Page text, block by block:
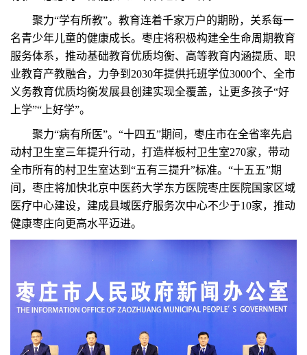
聚力“学有所教”。教育连着千家万户的期盼，关系每一
名青少年儿童的健康成长。枣庄将积极构建全生命周期教育
服务体系，推动基础教育优质均衡、高等教育内涵提质、职
业教育产教融合，力争到2030年提供托班学位3000个、全市
义务教育优质均衡发展县创建实现全覆盖，让更多孩子“好
上学”“上好学”。
聚力“病有所医”。“十四五”期间，枣庄市在全省率先启
动村卫生室三年提升行动，打造样板村卫生室270家，带动
全市所有的村卫生室达到“五有三提升”标准。“十五五”期
间，枣庄将加快北京中医药大学东方医院枣庄医院国家区域
医疗中心建设，建成县域医疗服务次中心不少于10家，推动
健康枣庄向更高水平迈进。